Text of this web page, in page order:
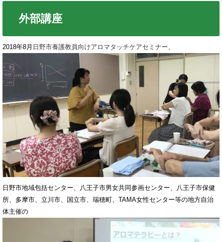
外部講座
2018年8月 日野市養護教員向けアロマタッチケアセミナー、
日野市地域包括センター、八王子市男女共同参画センター、八王子市保健
所、多摩市、立川市、国立市、瑞穂町、TAMA女性センター等の地方自治
体主催の